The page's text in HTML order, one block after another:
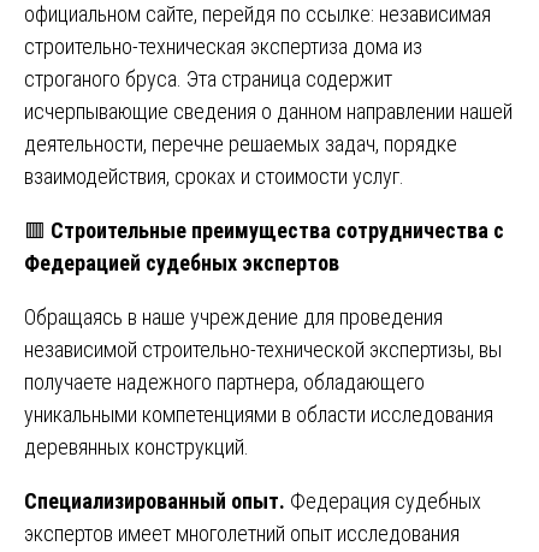
официальном сайте, перейдя по ссылке: независимая
строительно-техническая экспертиза дома из
строганого бруса. Эта страница содержит
исчерпывающие сведения о данном направлении нашей
деятельности, перечне решаемых задач, порядке
взаимодействия, сроках и стоимости услуг.
🟥 Строительные преимущества сотрудничества с
Федерацией судебных экспертов
Обращаясь в наше учреждение для проведения
независимой строительно-технической экспертизы, вы
получаете надежного партнера, обладающего
уникальными компетенциями в области исследования
деревянных конструкций.
Специализированный опыт. Федерация судебных
экспертов имеет многолетний опыт исследования